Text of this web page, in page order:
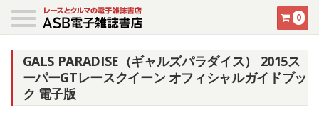
0
GALS PARADISE（ギャルズパラダイス） 2015ス
ーパーGTレースクイーン オフィシャルガイドブッ
ク 電子版